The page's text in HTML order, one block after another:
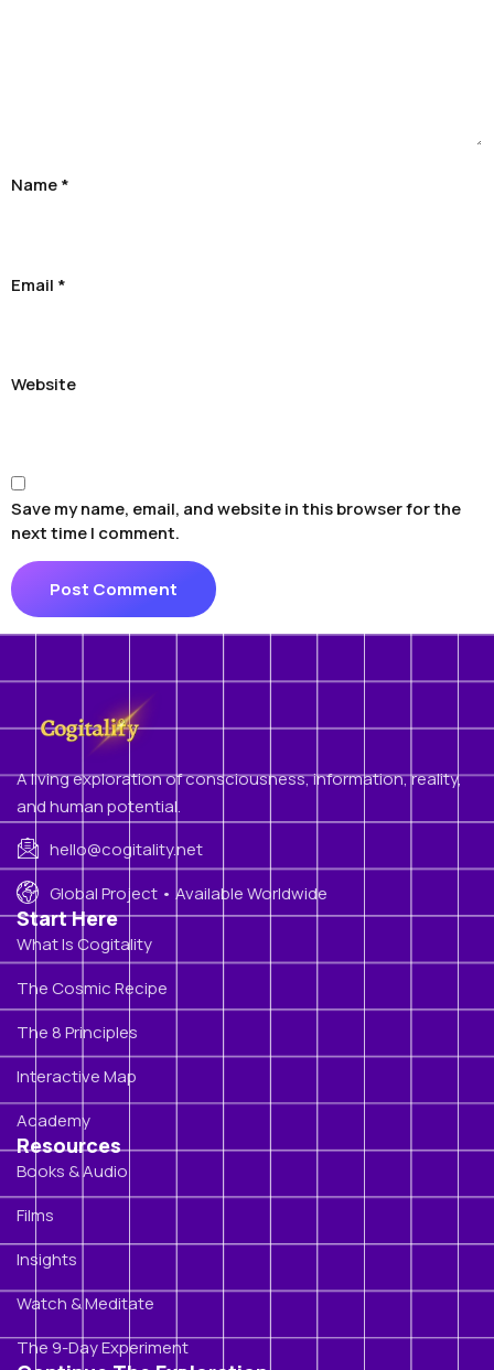
Name*
Email *
Website
Save my name, email, and website in this browser for the
next time I comment.
A living exploration of consciousness, information, reality,
and human potential.
hello@cogitality.net
Global Project • Available Worldwide
Start Here
What Is Cogitality
The Cosmic Recipe
The 8 Principles
Interactive Map
Academy
Resources
Books & Audio
Films
Insights
Watch & Meditate
The 9-Day Experiment